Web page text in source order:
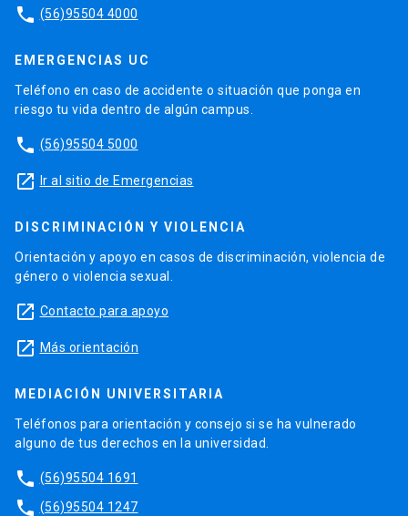
phone (56)95504 4000
EMERGENCIAS UC
Teléfono en caso de accidente o situación que ponga en
riesgo tu vida dentro de algún campus.
phone (56)95504 5000
launch Ir al sitio de Emergencias
DISCRIMINACIÓN Y VIOLENCIA
Orientación y apoyo en casos de discriminación, violencia de
género o violencia sexual.
launch Contacto para apoyo
launch Más orientación
MEDIACIÓN UNIVERSITARIA
Teléfonos para orientación y consejo si se ha vulnerado
alguno de tus derechos en la universidad.
phone (56)95504 1691
phone (56)95504 1247